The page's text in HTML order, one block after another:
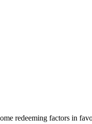
redeeming factors in